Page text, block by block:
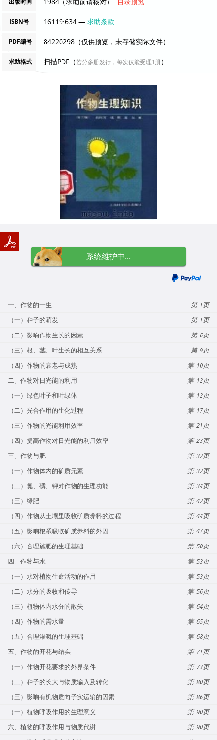
出版时间
ISBN号 16119·634 —求助条款
PDF编号 84220298（仅供预览，未存储实际文件）
求助格式 扫描PDF（若分多册发行，每次仅能受理1册）
系统维护中...
一、作物的一生
1
（一）种子的萌发
1
（二）影响作物生长的因素
6
（三）根、茎、叶生长的相互关系
9
（四）作物的衰老与成熟
10
二、作物对日光能的利用
12
（一）绿色叶子和叶绿体
12
（二）光合作用的生化过程
17
（三）作物的光能利用效率
21
（四）提高作物对日光能的利用效率
23
三、作物与肥
32
（一）作物体内的矿质元素
32
（二）氮、磷、钾对作物的生理功能
34
（三）绿肥
42
（四）作物从土壤里吸收矿质养料的过程
44
（五）影响根系吸收矿质养料的外因
47
（六）合理施肥的生理基础
50
四、作物与水
53
（一）水对植物生命活动的作用
53
（二）水分的吸收和传导
56
（三）植物体内水分的散失
64
（四）作物的需水量
65
（五）合理灌溉的生理基础
68
五、作物的开花与结实
71
（一）作物开花要求的外界条件
73
（二）种子的长大与物质输入及转化
80
（三）影响有机物质向子实运输的因素
86
（一）植物呼吸作用的生理意义
90
六、植物的呼吸作用与物质代谢
90